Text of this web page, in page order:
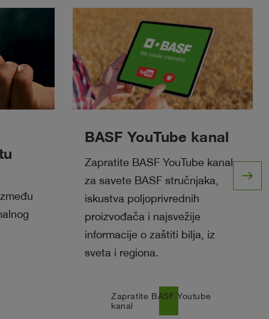
BASF YouTube kanal
Zapratite BASF YouTube kanal
za savete BASF stručnjaka,
iskustva poljoprivrednih
proizvođača i najsvežije
informacije o zaštiti bilja, iz
sveta i regiona.
Zapratite BASF Youtube
kanal
east